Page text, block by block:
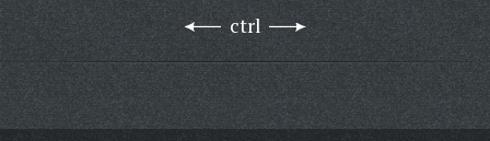
ctrl